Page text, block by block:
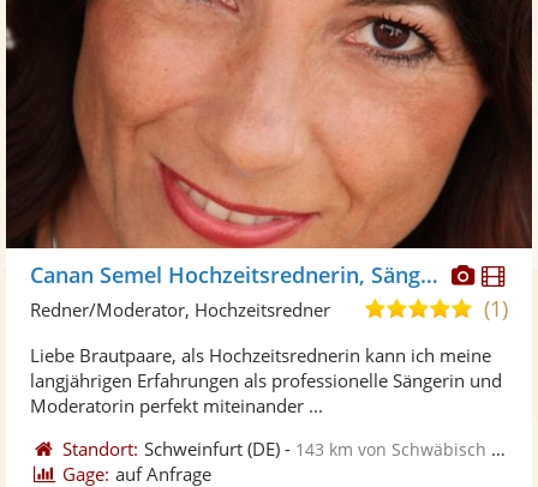
Fotos
Canan Semel Hochzeitsrednerin, Sängerin
5,0
5
(1)
Redner/Moderator, Hochzeitsredner
Liebe Brautpaare, als Hochzeitsrednerin kann ich meine
langjährigen Erfahrungen als professionelle Sängerin und
Moderatorin perfekt miteinander ...
Standort: Schweinfurt (DE) - 143 km von Schwäbisch Gmünd
Gage: auf Anfrage